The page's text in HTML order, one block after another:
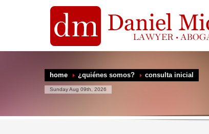
home ¿quiénes somos? consulta inicial
Sunday Aug 09th, 2026